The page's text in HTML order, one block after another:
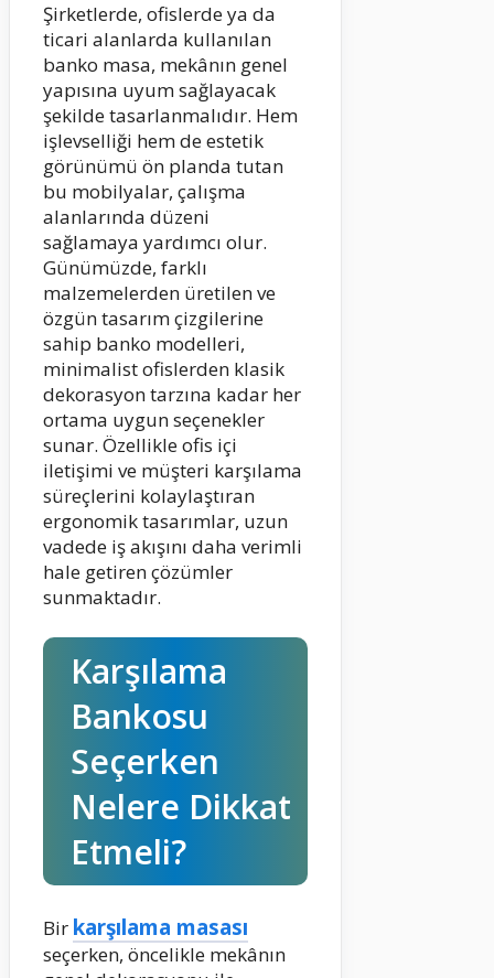
Şirketlerde, ofislerde ya da
ticari alanlarda kullanılan
banko masa, mekânın genel
yapısına uyum sağlayacak
şekilde tasarlanmalıdır. Hem
işlevselliği hem de estetik
görünümü ön planda tutan
bu mobilyalar, çalışma
alanlarında düzeni
sağlamaya yardımcı olur.
Günümüzde, farklı
malzemelerden üretilen ve
özgün tasarım çizgilerine
sahip banko modelleri,
minimalist ofislerden klasik
dekorasyon tarzına kadar her
ortama uygun seçenekler
sunar. Özellikle ofis içi
iletişimi ve müşteri karşılama
süreçlerini kolaylaştıran
ergonomik tasarımlar, uzun
vadede iş akışını daha verimli
hale getiren çözümler
sunmaktadır.
Karşılama
Bankosu
Seçerken
Nelere Dikkat
Etmeli?
Bir karşılama masası
seçerken, öncelikle mekânın